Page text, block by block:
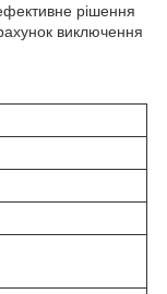
рішення
виключення